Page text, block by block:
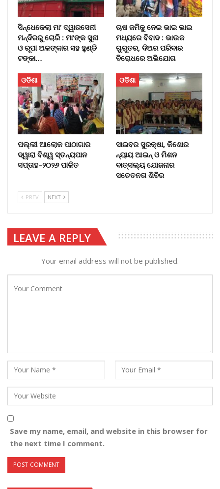
ସିନ୍ଧେକେଲା ମା’ ଦ୍ୱାରସେନୀ
ମନ୍ଦିରରୁ ଚୋରି : ମା’ଙ୍କ ସୁନା
ଓ ରୂପା ଅଳଙ୍କାର ସହ ହୁଣ୍ଡି
ଟଙ୍କା…
ଚାଷ ଜମିକୁ ନେଇ ଭାଇ ଭାଇ
ମଧ୍ୟରେ ବିବାଦ : ଭାଉଜ
ଗୁରୁତର, ଦିଅର ପରିବାର
ବିରୋଧରେ ଅଭିଯୋଗ
ଓଡିଶା
ପଲ୍ଲୀ ଆଲୋକ ପାଠାଗାର
ଦ୍ୱାରା ବିଶ୍ୱ ସ୍ତନ୍ୟପାନ
ସପ୍ତାହ–୨୦୨୬ ପାଳିତ
ଓଡିଶା
ସାଇବର ସୁରକ୍ଷା, କିଶୋର
ନ୍ୟାୟ ଆଇନ୍ ଓ ମିଶନ
ବାତ୍ସଲ୍ୟ ଯୋଜନାର
ସଚେତନତା ଶିବିର
PREV NEXT
LEAVE A REPLY
Your email address will not be published.
Save my name, email, and website in this browser for
the next time I comment.